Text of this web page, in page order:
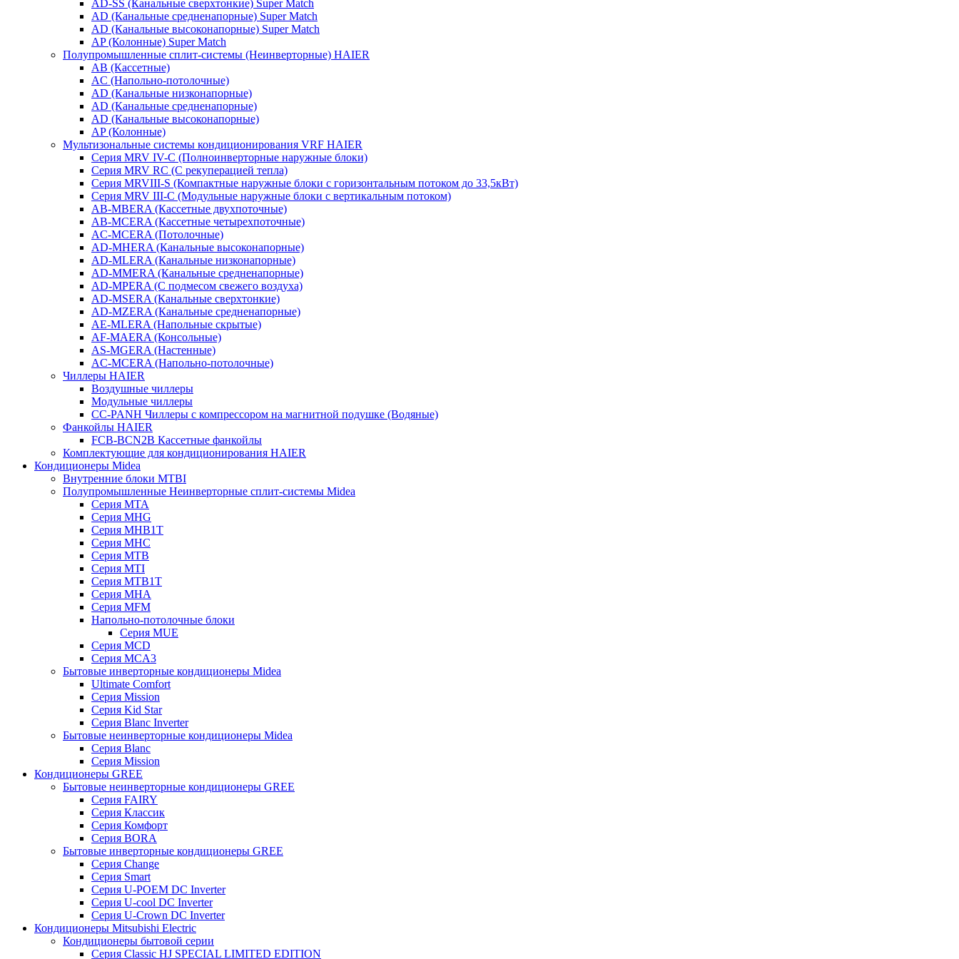
AD-SS (Канальные сверхтонкие) Super Match
AD (Канальные средненапорные) Super Match
AD (Канальные высоконапорные) Super Match
AP (Колонные) Super Match
Полупромышленные сплит-системы (Неинверторные) HAIER
AB (Кассетные)
AC (Напольно-потолочные)
AD (Канальные низконапорные)
AD (Канальные средненапорные)
AD (Канальные высоконапорные)
AP (Колонные)
Мультизональные системы кондиционирования VRF HAIER
Серия MRV IV-C (Полноинверторные наружные блоки)
Серия MRV RC (С рекуперацией тепла)
Серия MRVIII-S (Компактные наружные блоки с горизонтальным потоком до 33,5кВт)
Серия MRV III-C (Модульные наружные блоки с вертикальным потоком)
AB-MBERA (Кассетные двухпоточные)
AB-MCERA (Кассетные четырехпоточные)
AС-MСERA (Потолочные)
AD-MHERA (Канальные высоконапорные)
AD-MLERA (Канальные низконапорные)
AD-MMERA (Канальные средненапорные)
AD-MPERA (С подмесом свежего воздуха)
AD-MSERA (Канальные сверхтонкие)
AD-MZERA (Канальные средненапорные)
AE-MLERA (Напольные скрытые)
AF-MAERA (Консольные)
AS-MGERA (Настенные)
AС-MСERA (Напольно-потолочные)
Чиллеры HAIER
Воздушные чиллеры
Модульные чиллеры
CC-PANH Чиллеры с компрессором на магнитной подушке (Водяные)
Фанкойлы HAIER
FCB-BCN2B Кассетные фанкойлы
Комплектующие для кондиционирования HAIER
Кондиционеры Midea
Внутренние блоки MTBI
Полупромышленные Неинверторные сплит-системы Midea
Серия MTA
Серия MHG
Серия MHB1T
Серия MHC
Серия MTB
Серия MTI
Серия MTB1T
Серия MHA
Серия MFM
Напольно-потолочные блоки
Серия MUE
Серия MCD
Серия MCA3
Бытовые инверторные кондиционеры Midea
Ultimate Comfort
Серия Mission
Серия Kid Star
Серия Blanc Inverter
Бытовые неинверторные кондиционеры Midea
Серия Blanc
Серия Mission
Кондиционеры GREE
Бытовые неинверторные кондиционеры GREE
Серия FAIRY
Серия Классик
Серия Комфорт
Серия BORA
Бытовые инверторные кондиционеры GREE
Серия Change
Серия Smart
Серия U-POEM DC Inverter
Серия U-cool DC Inverter
Серия U-Crown DC Inverter
Кондиционеры Mitsubishi Electric
Кондиционеры бытовой серии
Серия Classic HJ SPECIAL LIMITED EDITION